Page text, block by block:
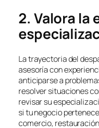
2. Valora la
La trayectoria del
asesoría con
anticiparse a
resolver situaciones
revisar su
si tu negocio
comercio,